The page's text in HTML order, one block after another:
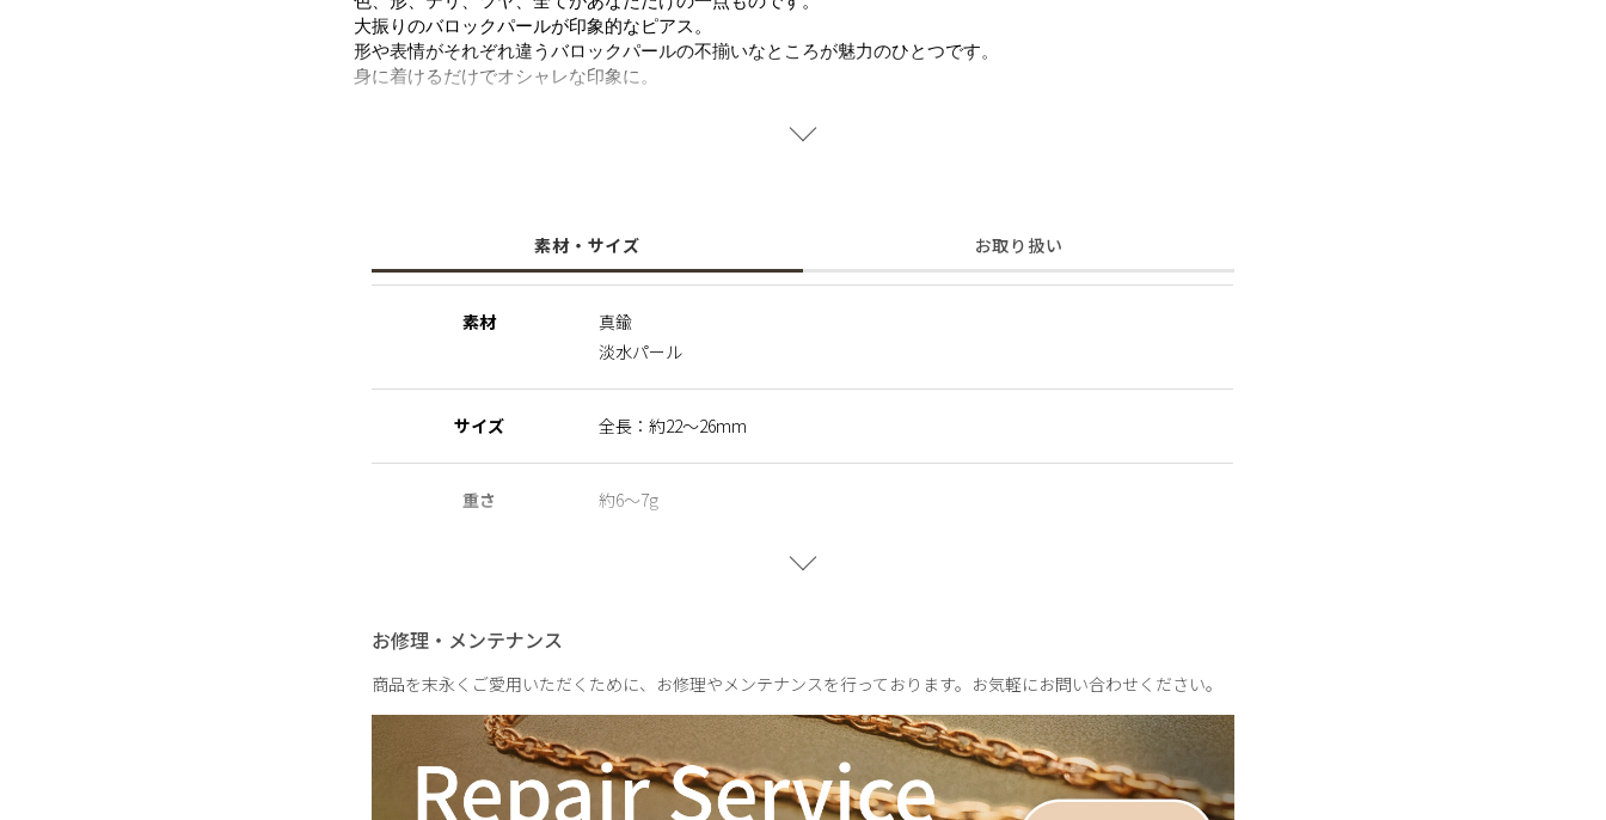
大振りのバロックパールが印象的なピアス。
形や表情がそれぞれ違うバロックパールの不揃いなところが魅力のひとつです。
身に着けるだけでオシャレな印象に。
素材・サイズ お取り扱い
素材
真鍮
淡水パール
サイズ 全長：約22～26mm
重さ 約6～7g
お修理・メンテナンス
商品を末永くご愛用いただくために、お修理やメンテナンスを行っております。お気軽にお問い合わせください。